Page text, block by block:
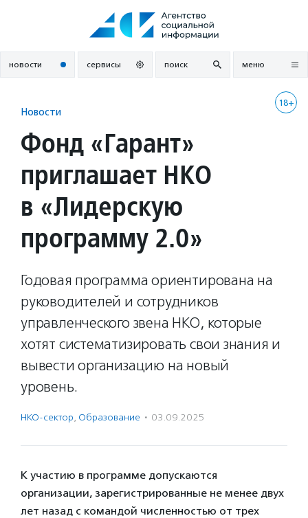
новости сервисы поиск меню
18+
Новости
Фонд «Гарант»
приглашает НКО
в «Лидерскую
программу 2.0»
Годовая программа ориентирована на
руководителей и сотрудников
управленческого звена НКО, которые
хотят систематизировать свои знания и
вывести организацию на новый
уровень.
НКО-сектор, Образование · 03.09.2025
К участию в программе допускаются
организации, зарегистрированные не менее двух
лет назад с командой численностью от трех